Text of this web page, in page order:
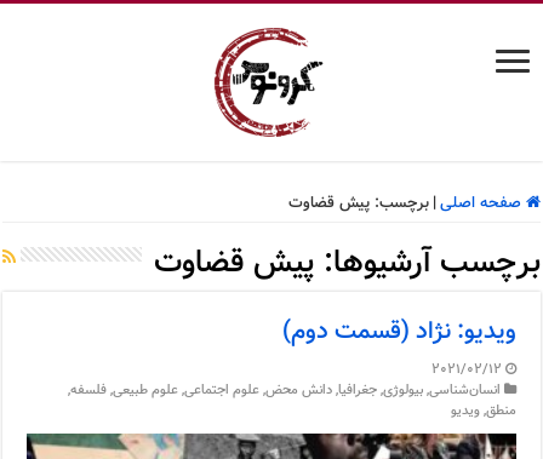
صفحه اصلی| برچسب:پیش قضاوت
برچسب آرشیوها: پیش قضاوت
ویدیو: نژاد (قسمت دوم)
2021/02/12
انسان‌شناسی,بیولوژی,جغرافیا,دانش محض,علوم اجتماعی,علوم طبیعی,فلسفه,
منطق,ویدیو